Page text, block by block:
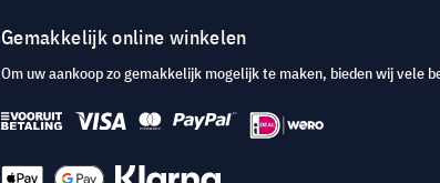
Gemakkelijk online winkelen
Om uw aankoop zo gemakkelijk mogelijk te maken, bieden wij vele